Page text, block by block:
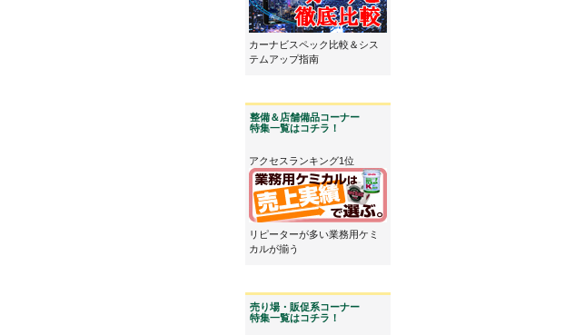
カーナビスペック比較＆シス
テムアップ指南
整備＆店舗備品コーナー
特集一覧はコチラ！
アクセスランキング1位
リピーターが多い業務用ケミ
カルが揃う
売り場・販促系コーナー
特集一覧はコチラ！